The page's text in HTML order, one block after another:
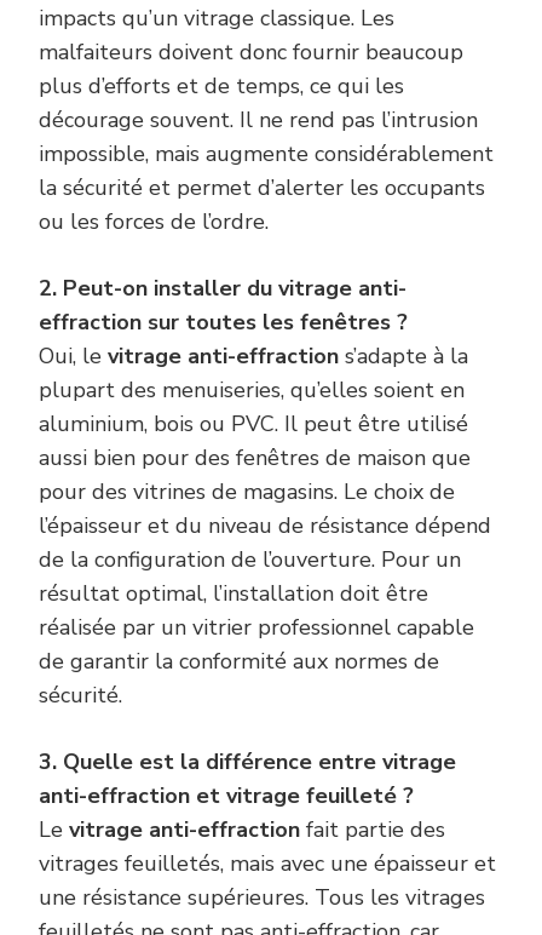
impacts qu’un vitrage classique. Les
malfaiteurs doivent donc fournir beaucoup
plus d’efforts et de temps, ce qui les
décourage souvent. Il ne rend pas l’intrusion
impossible, mais augmente considérablement
la sécurité et permet d’alerter les occupants
ou les forces de l’ordre.
2. Peut-on installer du vitrage anti-
effraction sur toutes les fenêtres ?
Oui, le vitrage anti-effraction s’adapte à la
plupart des menuiseries, qu’elles soient en
aluminium, bois ou PVC. Il peut être utilisé
aussi bien pour des fenêtres de maison que
pour des vitrines de magasins. Le choix de
l’épaisseur et du niveau de résistance dépend
de la configuration de l’ouverture. Pour un
résultat optimal, l’installation doit être
réalisée par un vitrier professionnel capable
de garantir la conformité aux normes de
sécurité.
3. Quelle est la différence entre vitrage
anti-effraction et vitrage feuilleté ?
Le vitrage anti-effraction fait partie des
vitrages feuilletés, mais avec une épaisseur et
une résistance supérieures. Tous les vitrages